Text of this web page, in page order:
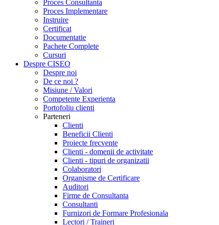
Proces Consultanta
Proces Implementare
Instruire
Certificat
Documentatie
Pachete Complete
Cursuri
Despre CISEO
Despre noi
De ce noi ?
Misiune / Valori
Competente Experienta
Portofoliu clienti
Parteneri
Clienti
Beneficii Clienti
Proiecte frecvente
Clienti - domenii de activitate
Clienti - tipuri de organizatii
Colaboratori
Organisme de Certificare
Auditori
Firme de Consultanta
Consultanti
Furnizori de Formare Profesionala
Lectori / Traineri